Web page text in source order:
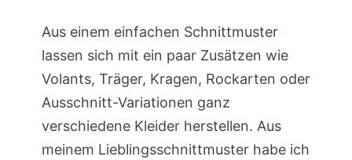
Aus einem einfachen Schnittmuster
lassen sich mit ein paar Zusätzen wie
Volants, Träger, Kragen, Rockarten oder
Ausschnitt-Variationen ganz
verschiedene Kleider herstellen. Aus
meinem Lieblingsschnittmuster habe ich